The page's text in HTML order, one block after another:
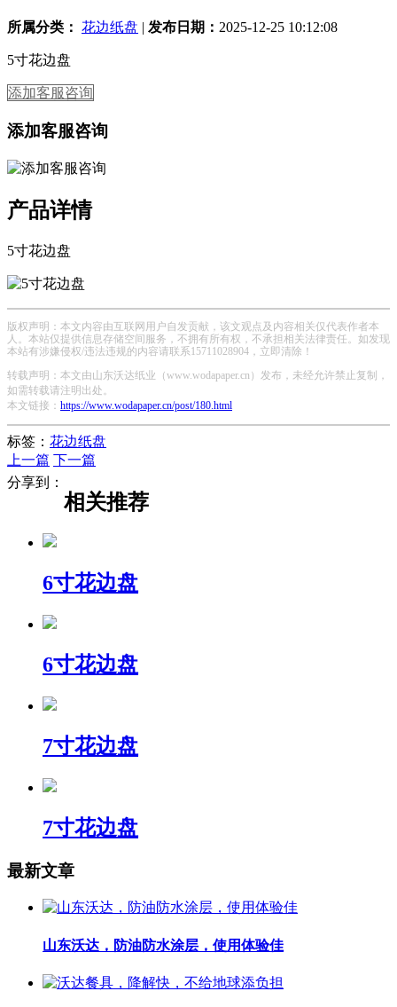
所属分类： 花边纸盘 | 发布日期： 2025-12-25 10:12:08
5寸花边盘
添加客服咨询
添加客服咨询
产品详情
5寸花边盘
版权声明：本文内容由互联网用户自发贡献，该文观点及内容相关仅代表作者本
人。本站仅提供信息存储空间服务，不拥有所有权，不承担相关法律责任。如发现
本站有涉嫌侵权/违法违规的内容请联系15711028904，立即清除！
转载声明：本文由山东沃达纸业（www.wodapaper.cn）发布，未经允许禁止复制，
如需转载请注明出处。
本文链接： https://www.wodapaper.cn/post/180.html
标签： 花边纸盘
上一篇 下一篇
分享到：
相关推荐
6寸花边盘
6寸花边盘
7寸花边盘
7寸花边盘
最新文章
山东沃达，防油防水涂层，使用体验佳